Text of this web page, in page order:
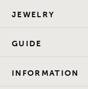
JEWELRY
GUIDE
INFORMATION